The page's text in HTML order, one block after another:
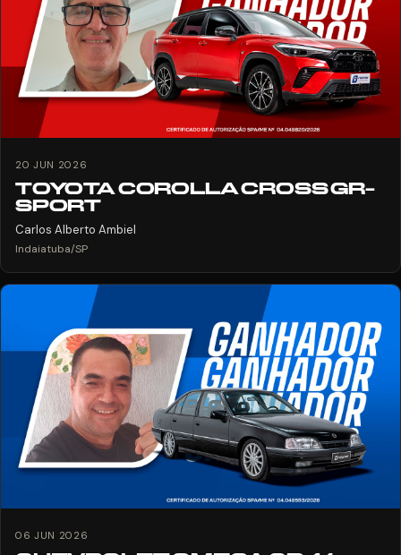
20 JUN 2026
TOYOTA COROLLA CROSS GR-
SPORT
Carlos Alberto Ambiel
Indaiatuba/SP
06 JUN 2026